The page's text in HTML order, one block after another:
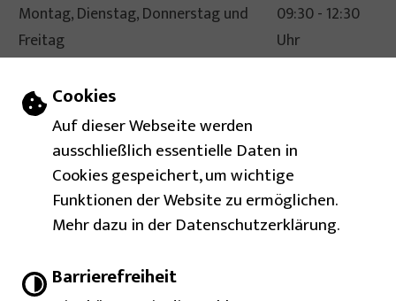
Einstellungen zu Cookies und
Cookies
Auf dieser Webseite werden
ausschließlich essentielle Daten in
Cookies gespeichert, um wichtige
Funktionen der Website zu ermöglichen.
Mehr dazu in der Datenschutzerklärung.
Barrierefreiheit
Montag, Dienstag, Donnerstag und
Freitag
09:30 - 12:30
Uhr
Dienstag & Donnerstag
Gebärdensprache
Leichte Sprache